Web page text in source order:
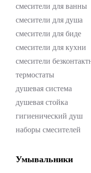
смесители для ванны
смесители для душа
смесители для биде
смесители для кухни
смесители
термостаты
душевая система
душевая стойка
гигиенический душ
наборы смесителей
Умывальники